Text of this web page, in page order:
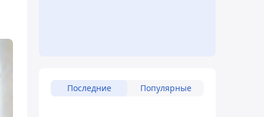
Последние Популярные